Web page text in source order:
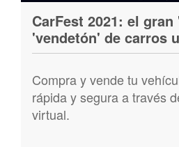
CarFest 2021: el
'vendetón' de carros
Compra y vende tu
rápida y segura a través
virtual.